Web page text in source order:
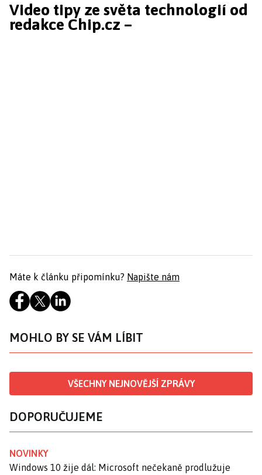
Video tipy ze světa technologií od
redakce Chip.cz –
Máte k článku připomínku? Napište nám
MOHLO BY SE VÁM LÍBIT
VŠECHNY NEJNOVĚJŠÍ ZPRÁVY
DOPORUČUJEME
NOVINKY
Windows 10 žije dál: Microsoft nečekaně prodlužuje